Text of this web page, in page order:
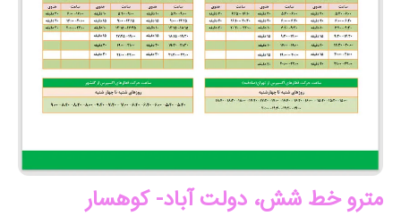
مترو خط شش، دولت آباد- کوهسار